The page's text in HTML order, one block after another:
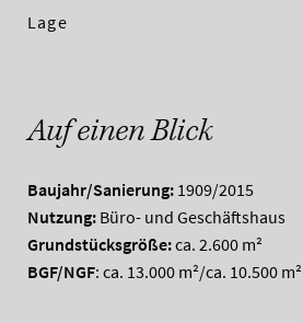
Lage
Auf einen Blick
Baujahr/Sanierung: 1909/2015
Nutzung: Büro- und Geschäftshaus
Grundstücksgröße:ca. 2.600 m²
BGF/NGF: ca. 13.000 m²/ca. 10.500 m²